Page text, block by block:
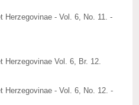
Herzegovinae - Vol. 6, No. 11. -
Herzegovinae Vol. 6, Br. 12.
Herzegovinae - Vol. 6, No. 12. -